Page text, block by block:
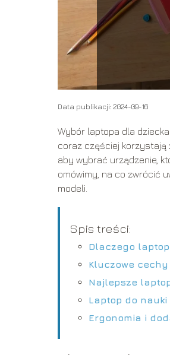
Data publikacji: 2024-09-16
Wybór laptopa dla
coraz częściej korzystają
aby wybrać urządzenie,
omówimy, na co zwrócić
modeli.
Spis treści:
Dlaczego
Kluczowe
Najlepsze
Laptop do
Ergonomia i